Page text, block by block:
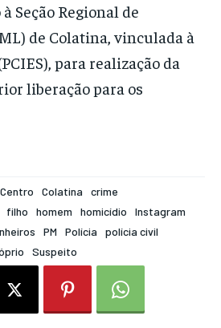
Seção Regional de
de Colatina, vinculada à
para realização da
liberação para os
Centro Colatina
crime
filho homem homicídio
Instagram
PM Polícia
polícia civil
Suspeito